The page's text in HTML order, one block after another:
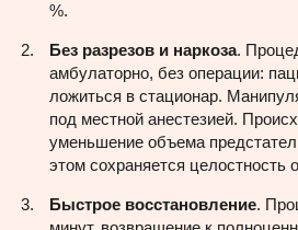
%.
Без разрезов и наркоза.
амбулаторно, без операции:
ложиться в стационар.
под местной анестезией.
уменьшение объема
этом сохраняется целостность
Быстрое восстановление.